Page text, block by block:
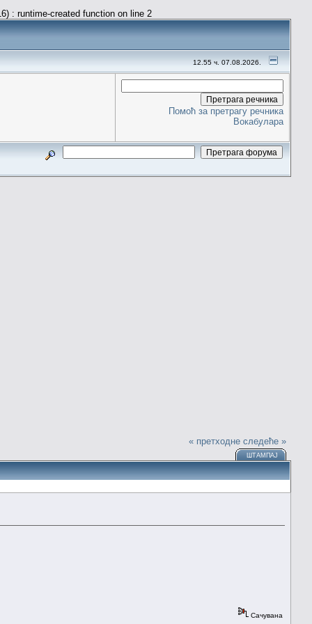
: runtime-created function on line 2
12.55 ч. 07.08.2026.
Помоћ за претрагу речника
Вокабулара
« претходне следеће »
ШТАМПАЈ
Сачувана